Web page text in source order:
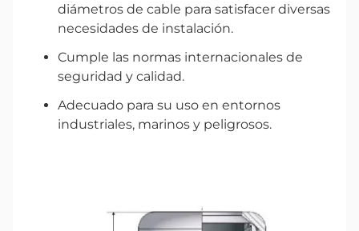
diámetros de cable para satisfacer diversas
necesidades de instalación.
Cumple las normas internacionales de
seguridad y calidad.
Adecuado para su uso en entornos
industriales, marinos y peligrosos.